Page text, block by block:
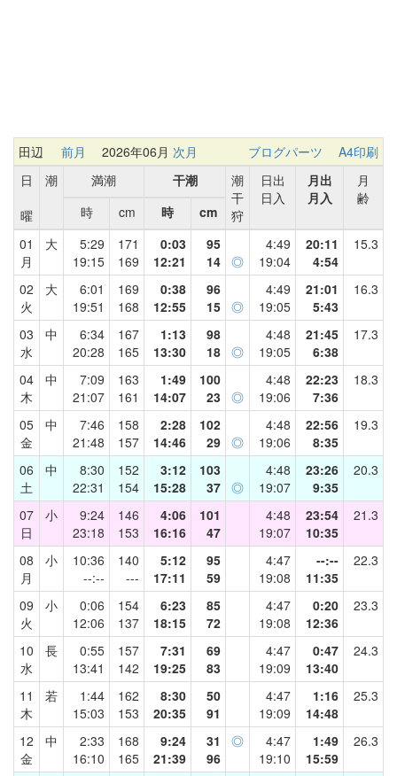
田辺 前月 2026年06月 次月 ブログパーツ
A4印刷
日
曜
潮 満潮 干潮
潮
干
狩
日出
日入
月出
月入
月
齢
時
cm 時
cm
01
月
大
5:29
19:15
171
169
0:03
12:21
95
14 ◎
4:49
19:04
20:11
4:54
15.3
02
火
大
6:01
19:51
169
168
0:38
12:55
96
15 ◎
4:49
19:05
21:01
5:43
16.3
03
水
中
6:34
20:28
167
165
1:13
13:30
98
18 ◎
4:48
19:05
21:45
6:38
17.3
04
木
中
7:09
21:07
163
161
1:49
14:07
100
23 ◎
4:48
19:06
22:23
7:36
18.3
05
金
中
7:46
21:48
158
157
2:28
14:46
102
29 ◎
4:48
19:06
22:56
8:35
19.3
06
土
中
8:30
22:31
152
154
3:12
15:28
103
37 ◎
4:48
19:07
23:26
9:35
20.3
07
日
小
9:24
23:18
146
153
4:06
16:16
101
47
4:48
19:07
23:54
10:35
21.3
08
月
小
10:36
--:--
140
---
5:12
17:11
95
59
4:47
19:08
--:--
11:35
22.3
09
火
小
0:06
12:06
154
137
6:23
18:15
85
72
4:47
19:08
0:20
12:36
23.3
10
水
長
0:55
13:41
157
142
7:31
19:25
69
83
4:47
19:09
0:47
13:40
24.3
11
木
若
1:44
15:03
162
153
8:30
20:35
50
91
4:47
19:09
1:16
14:48
25.3
12
金
中
2:33
16:10
168
165
9:24
21:39
31
96
◎
4:47
19:10
1:49
15:59
26.3